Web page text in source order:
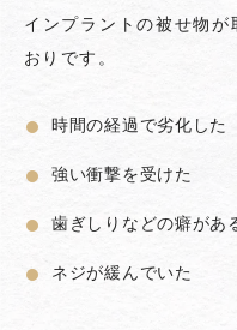
インプラントの被せ物が
おりです。
時間の経過で劣化した
強い衝撃を受けた
歯ぎしりなどの癖があ
ネジが緩んでいた